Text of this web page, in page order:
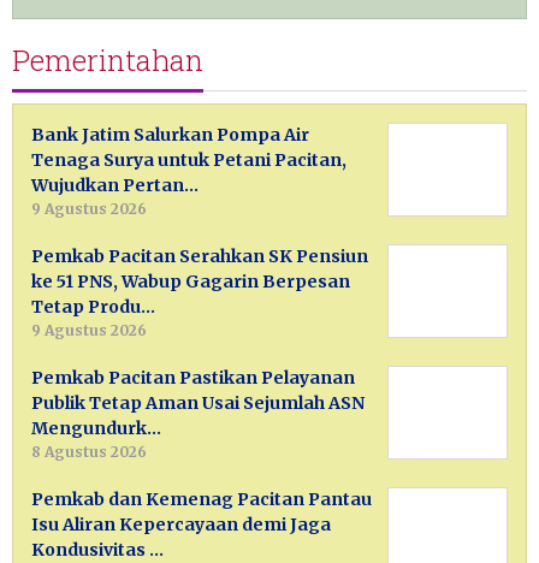
Pemerintahan
Bank Jatim Salurkan Pompa Air
Tenaga Surya untuk Petani Pacitan,
Wujudkan Pertan…
9 Agustus 2026
Pemkab Pacitan Serahkan SK Pensiun
ke 51 PNS, Wabup Gagarin Berpesan
Tetap Produ…
9 Agustus 2026
Pemkab Pacitan Pastikan Pelayanan
Publik Tetap Aman Usai Sejumlah ASN
Mengundurk…
8 Agustus 2026
Pemkab dan Kemenag Pacitan Pantau
Isu Aliran Kepercayaan demi Jaga
Kondusivitas …